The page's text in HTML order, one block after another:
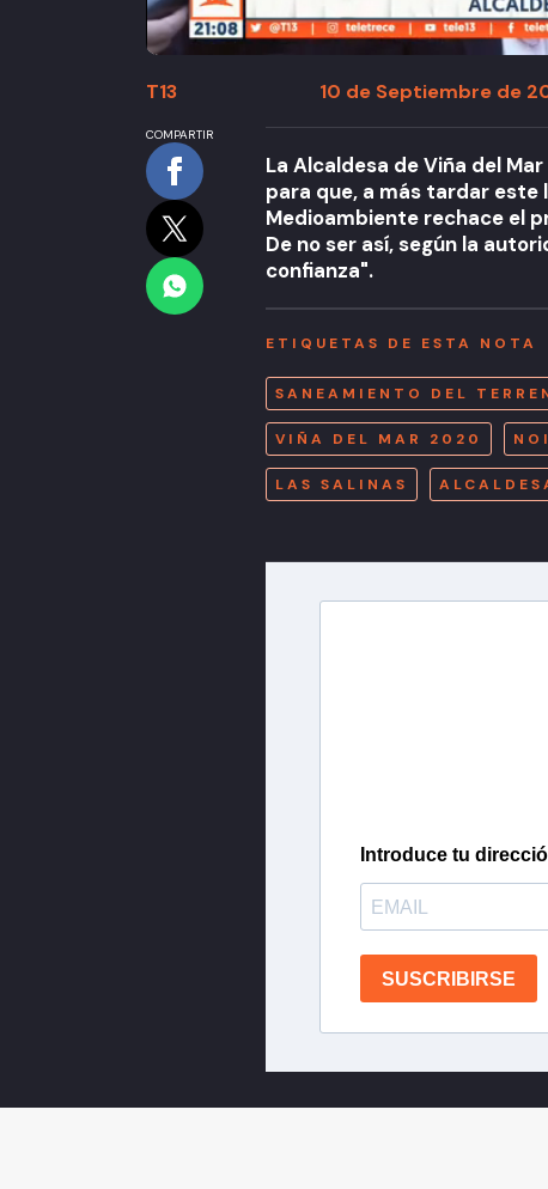
T13 10 de Septiembre de
COMPARTIR
La Alcaldesa de Viña del
para que, a más tardar este
Medioambiente rechace el
De no ser así, según la
confianza".
ETIQUETAS DE ESTA NOTA
SANEAMIENTO DEL
VIÑA DEL MAR 2020
LAS SALINAS
Introduce tu
SUSCRIBIRSE